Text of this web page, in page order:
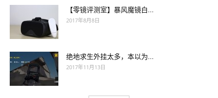
【零镜评测室】暴风魔镜白...
2017年8月8日
绝地求生外挂太多，本以为...
2017年11月13日